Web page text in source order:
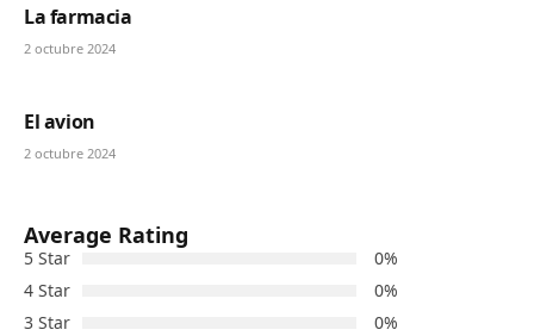
La farmacia
2 octubre 2024
El avion
2 octubre 2024
Average Rating
5 Star
0%
4 Star
0%
3 Star
0%